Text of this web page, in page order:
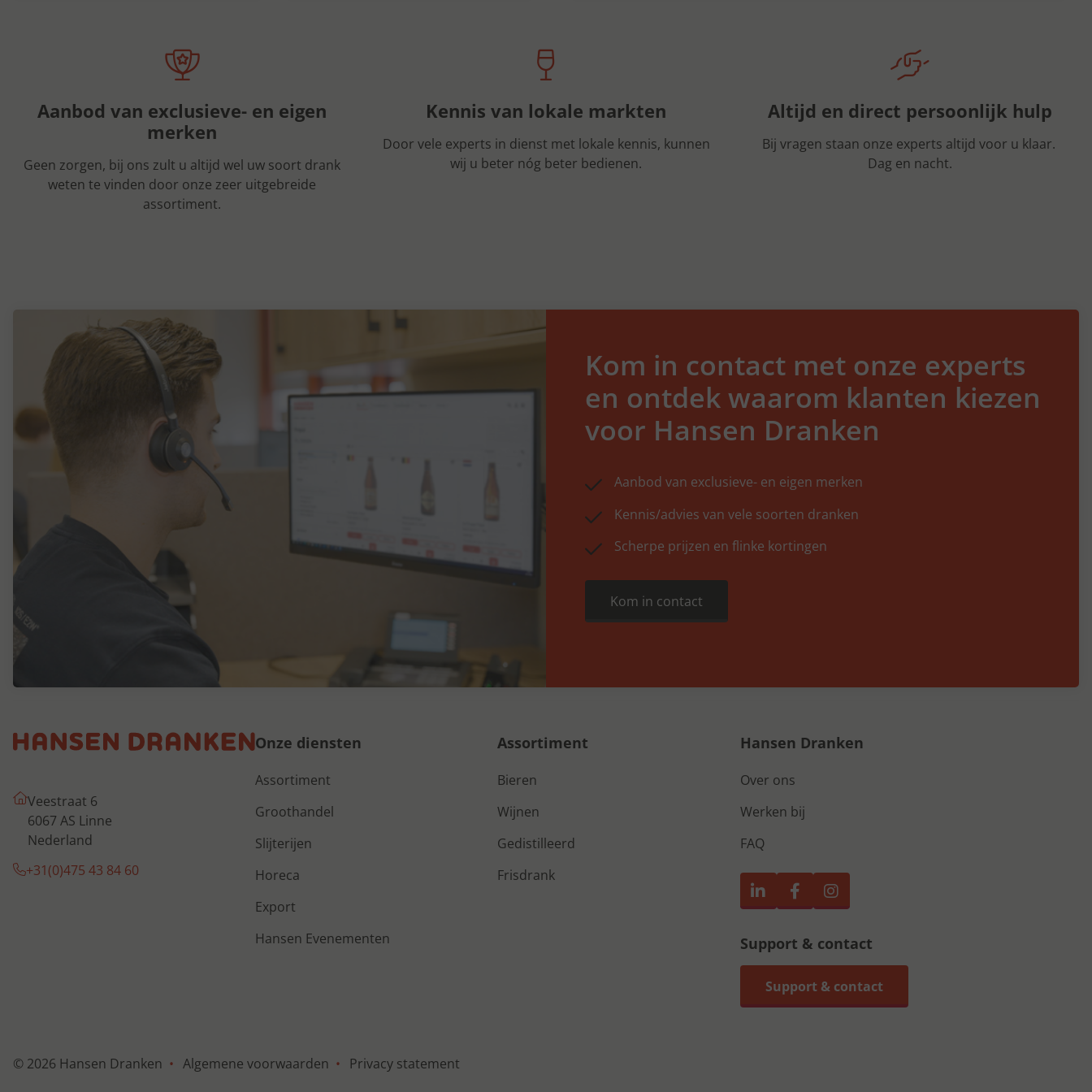
Aanbod van exclusieve- en eigen
merken
Geen zorgen, bij ons zult u altijd wel uw soort drank
weten te vinden door onze zeer uitgebreide
assortiment.
Kennis van lokale markten
Door vele experts in dienst met lokale kennis, kunnen
wij u beter nóg beter bedienen.
Altijd en direct persoonlijk hulp
Bij vragen staan onze experts altijd voor u klaar.
Dag en nacht.
Kom in contact met onze experts
en ontdek waarom klanten kiezen
voor Hansen Dranken
Aanbod van exclusieve- en eigen merken
Kennis/advies van vele soorten dranken
Scherpe prijzen en flinke kortingen
Kom in contact
Veestraat 6
6067 AS Linne
Nederland
+31(0)475 43 84 60
Onze diensten
Assortiment
Groothandel
Slijterijen
Horeca
Export
Hansen Evenementen
Assortiment
Bieren
Wijnen
Gedistilleerd
Frisdrank
Hansen Dranken
Over ons
Werken bij
FAQ
Support & contact
Support & contact
© 2026 Hansen Dranken Algemene voorwaarden Privacy statement